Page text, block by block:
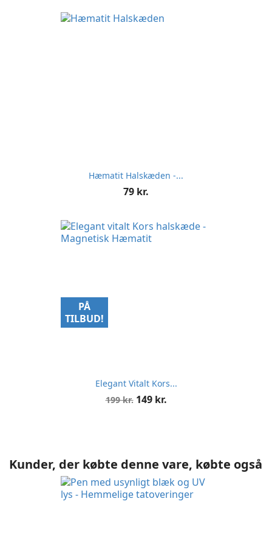
Hæmatit Halskæden -...
Pris
79 kr.
Elegant Vitalt Kors...
Normalpris
199 kr. Pris
149 kr.
PÅ
TILBUD!
Kunder, der købte denne vare, købte også